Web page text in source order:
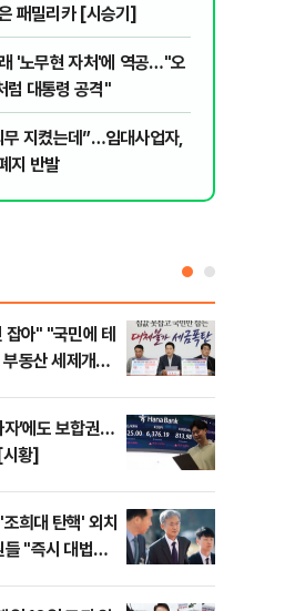
패밀리카 [시승기]
'노무현 자처'에 역공…"오
럼 대통령 공격"
무 지켰는데”…임대사업자,
지 반발
잡아" "국민에 테
동산 세제개편
자’에도 보합권…
황]
희대 탄핵' 외치
"즉시 대법관